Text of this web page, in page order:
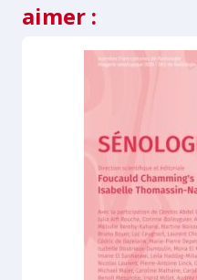
aimer :